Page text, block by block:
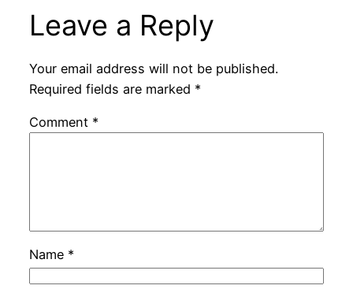
Leave a Reply
Your email address will not be published.
Required fields are marked *
Comment *
Name *